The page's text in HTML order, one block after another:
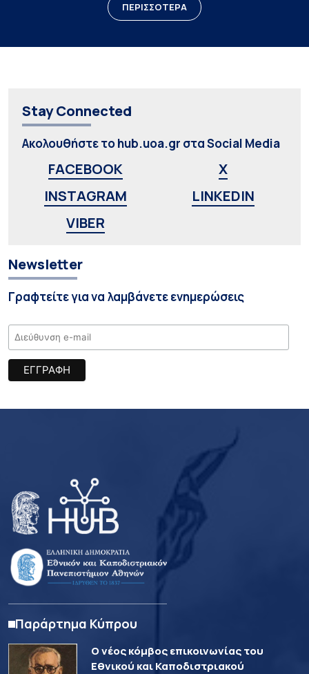
ΠΕΡΙΣΣΟΤΕΡΑ
Stay Connected
Ακολουθήστε το hub.uoa.gr στα Social Media
FACEBOOK
X
INSTAGRAM
LINKEDIN
VIBER
Newsletter
Γραφτείτε για να λαμβάνετε ενημερώσεις
Παράρτημα Κύπρου
Ο νέος κόμβος επικοινωνίας του
Εθνικού και Καποδιστριακού